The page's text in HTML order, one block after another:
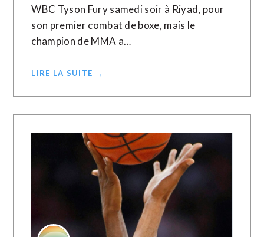
WBC Tyson Fury samedi soir à Riyad, pour
son premier combat de boxe, mais le
champion de MMA a…
LIRE LA SUITE →